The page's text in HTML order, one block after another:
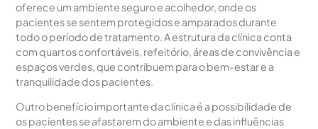
oferece um ambiente seguro e acolhedor, onde os
pacientes se sentem protegidos e amparados durante
todo o período de tratamento. A estrutura da clínica conta
com quartos confortáveis, refeitório, áreas de convivência e
espaços verdes, que contribuem para o bem-estar e a
tranquilidade dos pacientes.
Outro benefício importante da clínica é a possibilidade de
os pacientes se afastarem do ambiente e das influências